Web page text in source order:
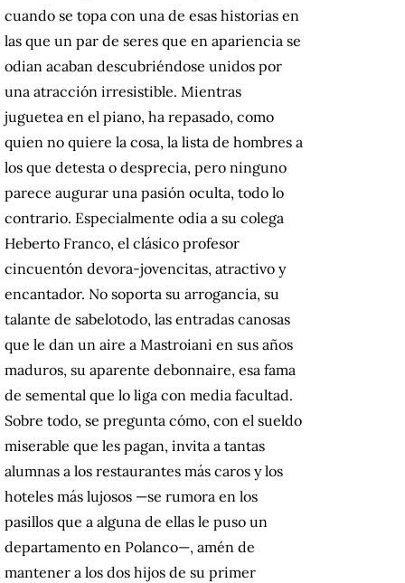
cuando se topa con una de esas historias en
las que un par de seres que en apariencia se
odian acaban descubriéndose unidos por
una atracción irresistible. Mientras
juguetea en el piano, ha repasado, como
quien no quiere la cosa, la lista de hombres a
los que detesta o desprecia, pero ninguno
parece augurar una pasión oculta, todo lo
contrario. Especialmente odia a su colega
Heberto Franco, el clásico profesor
cincuentón devora-jovencitas, atractivo y
encantador. No soporta su arrogancia, su
talante de sabelotodo, las entradas canosas
que le dan un aire a Mastroiani en sus años
maduros, su aparente debonnaire, esa fama
de semental que lo liga con media facultad.
Sobre todo, se pregunta cómo, con el sueldo
miserable que les pagan, invita a tantas
alumnas a los restaurantes más caros y los
hoteles más lujosos —se rumora en los
pasillos que a alguna de ellas le puso un
departamento en Polanco—, amén de
mantener a los dos hijos de su primer